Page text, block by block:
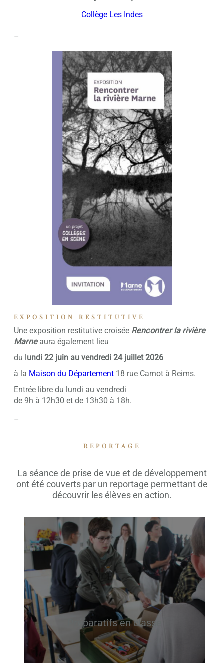
Collège Les Indes
–
EXPOSITION RESTITUTIVE
Une exposition restitutive croisée Rencontrer la rivière
Marne aura également lieu
du l undi 22 juin au vendredi 24 juillet 2026
à la Maison du Département 18 rue Carnot à Reims.
Entrée libre du lundi au vendredi
de 9h à 12h30 et de 13h30 à 18h.
–
REPORTAGE
La séance de prise de vue et de développement
ont été couverts par un reportage permettant de
découvrir les élèves en action.
Préparatifs en classe